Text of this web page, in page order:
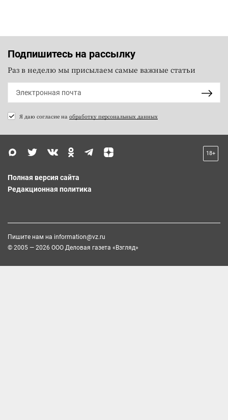
Подпишитесь на рассылку
Раз в неделю мы присылаем самые важные статьи
Я даю согласие на обработку персональных данных
18+
Полная версия сайта
Редакционная политика
Пишите нам на information@vz.ru
© 2005 — 2026 ООО Деловая газета «Взгляд»